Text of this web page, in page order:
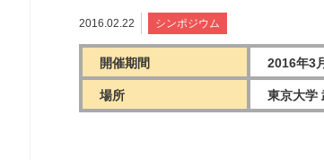
2016.02.22 シンポジウム
開催期間 2016年3
場所 東京大学